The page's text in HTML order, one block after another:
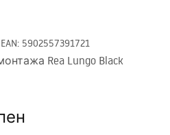
EAN: 5902557391721
Rea Lungo Black